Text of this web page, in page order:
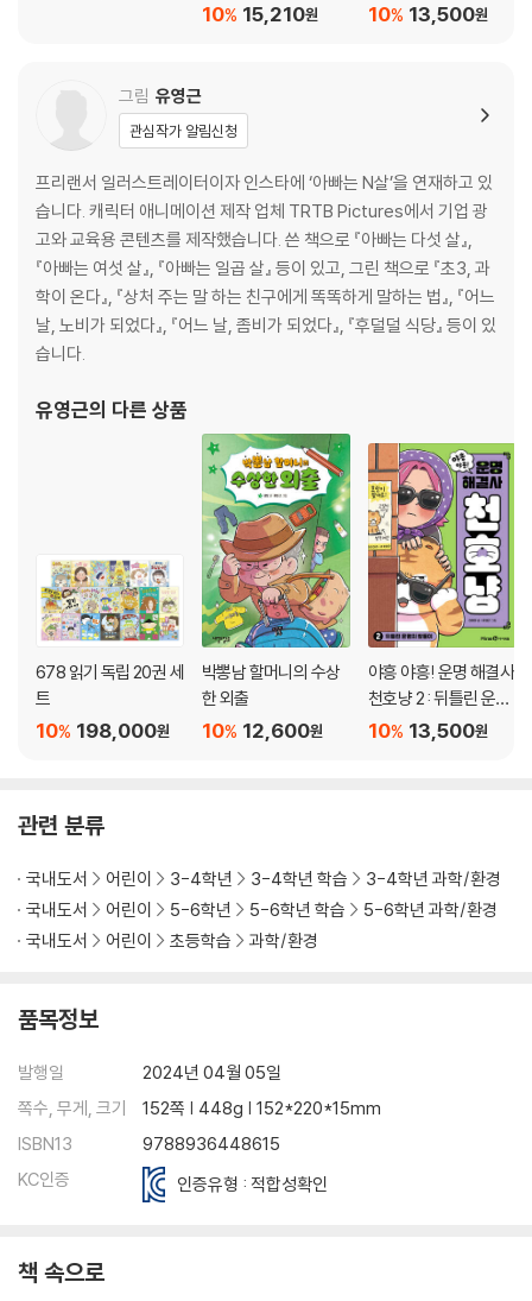
15,210원
10% 13,500원
10%
그림 유영근
관심작가 알림신청
프리랜서 일러스트레이터이자 인스타에 ‘아빠는 N살’을 연재하고 있
습니다. 캐릭터 애니메이션 제작 업체 TRTB Pictures에서 기업 광
고와 교육용 콘텐츠를 제작했습니다. 쓴 책으로 『아빠는 다섯 살』,
『아빠는 여섯 살』, 『아빠는 일곱 살』 등이 있고, 그린 책으로 『초3, 과
학이 온다』, 『상처 주는 말 하는 친구에게 똑똑하게 말하는 법』, 『어느
날, 노비가 되었다』, 『어느 날, 좀비가 되었다』, 『후덜덜 식당』 등이 있
습니다.
유영근의 다른 상품
678 읽기 독립 20권 세
트
198,000원
10%
박뽕남 할머니의 수상
한 외출
12,600원
10%
야흥 야흥! 운명 해결사
천호냥 2 : 뒤틀린 운명
의 쌍둥이13,500원
10%
관련 분류
국내도서 어린이 3-4학년 3-4학년 학습
3-4학년 과학/환경
국내도서
어린이 5-6학년 5-6학년 학습
5-6학년 과학/환경
국내도서
어린이 초등학습 과학/환경
품목정보
발행일
2024년 04월 05일
쪽수, 무게, 크기
152쪽 | 448g | 152*220*15mm
ISBN13
9788936448615
KC인증
인증유형 : 적합성확인
책 속으로